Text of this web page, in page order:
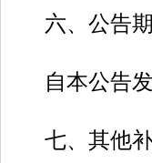
六、公告期
自本公告发
七、其他补